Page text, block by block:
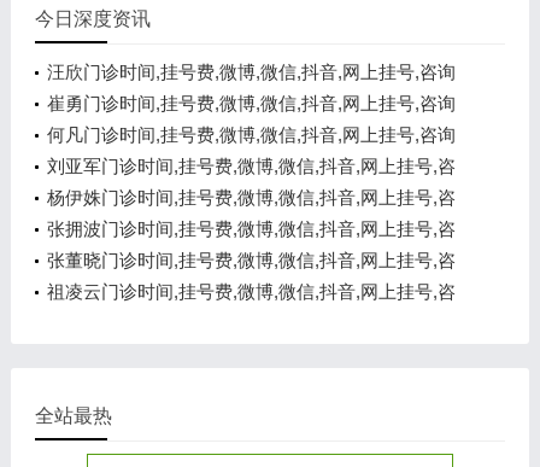
今日深度资讯
汪欣门诊时间,挂号费,微博,微信,抖音,网上挂号,咨询
电话,在线咨询
崔勇门诊时间,挂号费,微博,微信,抖音,网上挂号,咨询
电话,在线咨询
何凡门诊时间,挂号费,微博,微信,抖音,网上挂号,咨询
电话,在线咨询
刘亚军门诊时间,挂号费,微博,微信,抖音,网上挂号,咨
询电话,在线咨询
杨伊姝门诊时间,挂号费,微博,微信,抖音,网上挂号,咨
询电话,在线咨询
张拥波门诊时间,挂号费,微博,微信,抖音,网上挂号,咨
询电话,在线咨询
张董晓门诊时间,挂号费,微博,微信,抖音,网上挂号,咨
询电话,在线咨询
祖凌云门诊时间,挂号费,微博,微信,抖音,网上挂号,咨
全站最热